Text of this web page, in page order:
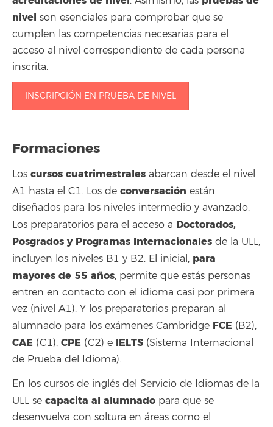
nivel son esenciales para comprobar que se
cumplen las competencias necesarias para el
acceso al nivel correspondiente de cada persona
inscrita.
INSCRIPCIÓN EN PRUEBA DE NIVEL
Formaciones
Los cursos cuatrimestrales abarcan desde el nivel
A1 hasta el C1. Los de conversación están
diseñados para los niveles intermedio y avanzado.
Los preparatorios para el acceso a Doctorados,
Posgrados y Programas Internacionales de la ULL,
incluyen los niveles B1 y B2. El inicial, para
mayores de 55 años, permite que estás personas
entren en contacto con el idioma casi por primera
vez (nivel A1). Y los preparatorios preparan al
alumnado para los exámenes Cambridge FCE (B2),
CAE (C1), CPE (C2) e IELTS (Sistema Internacional
de Prueba del Idioma).
En los cursos de inglés del Servicio de Idiomas de la
ULL se capacita al alumnado para que se
desenvuelva con soltura en áreas como el